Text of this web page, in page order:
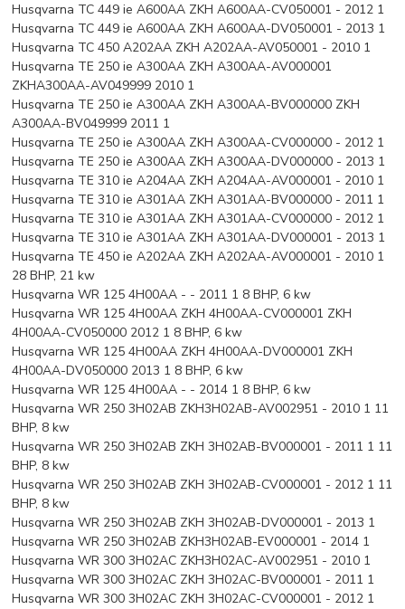
Husqvarna TC 449 ie A600AA ZKH A600AA-CV050001 - 2012 1
Husqvarna TC 449 ie A600AA ZKH A600AA-DV050001 - 2013 1
Husqvarna TC 450 A202AA ZKH A202AA-AV050001 - 2010 1
Husqvarna TE 250 ie A300AA ZKH A300AA-AV000001
ZKHA300AA-AV049999 2010 1
Husqvarna TE 250 ie A300AA ZKH A300AA-BV000000 ZKH
A300AA-BV049999 2011 1
Husqvarna TE 250 ie A300AA ZKH A300AA-CV000000 - 2012 1
Husqvarna TE 250 ie A300AA ZKH A300AA-DV000000 - 2013 1
Husqvarna TE 310 ie A204AA ZKH A204AA-AV000001 - 2010 1
Husqvarna TE 310 ie A301AA ZKH A301AA-BV000000 - 2011 1
Husqvarna TE 310 ie A301AA ZKH A301AA-CV000000 - 2012 1
Husqvarna TE 310 ie A301AA ZKH A301AA-DV000001 - 2013 1
Husqvarna TE 450 ie A202AA ZKH A202AA-AV000001 - 2010 1
28 BHP, 21 kw
Husqvarna WR 125 4H00AA - - 2011 1 8 BHP, 6 kw
Husqvarna WR 125 4H00AA ZKH 4H00AA-CV000001 ZKH
4H00AA-CV050000 2012 1 8 BHP, 6 kw
Husqvarna WR 125 4H00AA ZKH 4H00AA-DV000001 ZKH
4H00AA-DV050000 2013 1 8 BHP, 6 kw
Husqvarna WR 125 4H00AA - - 2014 1 8 BHP, 6 kw
Husqvarna WR 250 3H02AB ZKH3H02AB-AV002951 - 2010 1 11
BHP, 8 kw
Husqvarna WR 250 3H02AB ZKH 3H02AB-BV000001 - 2011 1 11
BHP, 8 kw
Husqvarna WR 250 3H02AB ZKH 3H02AB-CV000001 - 2012 1 11
BHP, 8 kw
Husqvarna WR 250 3H02AB ZKH 3H02AB-DV000001 - 2013 1
Husqvarna WR 250 3H02AB ZKH3H02AB-EV000001 - 2014 1
Husqvarna WR 300 3H02AC ZKH3H02AC-AV002951 - 2010 1
Husqvarna WR 300 3H02AC ZKH 3H02AC-BV000001 - 2011 1
Husqvarna WR 300 3H02AC ZKH 3H02AC-CV000001 - 2012 1